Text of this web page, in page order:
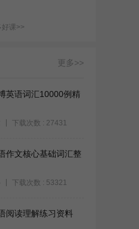
好课>>
更多>>
英语词汇10000例精
下载次数 : 27431
作文核心基础词汇整
下载次数 : 53321
阅读理解练习资料